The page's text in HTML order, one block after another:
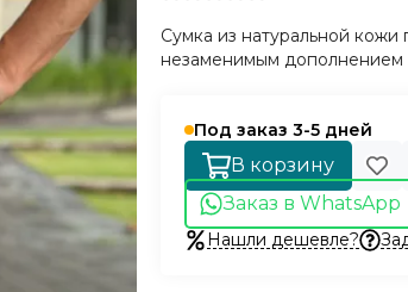
Сумка из натуральной кожи
незаменимым дополнением
Под заказ 3-5 дней
В корзину
Заказ в WhatsApp
Нашли дешевле?